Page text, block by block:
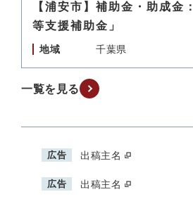
【浦安市】補助金・助成金
等支援補助金」
地域 千葉県
一覧を見る
広告 出稿主名
広告 出稿主名